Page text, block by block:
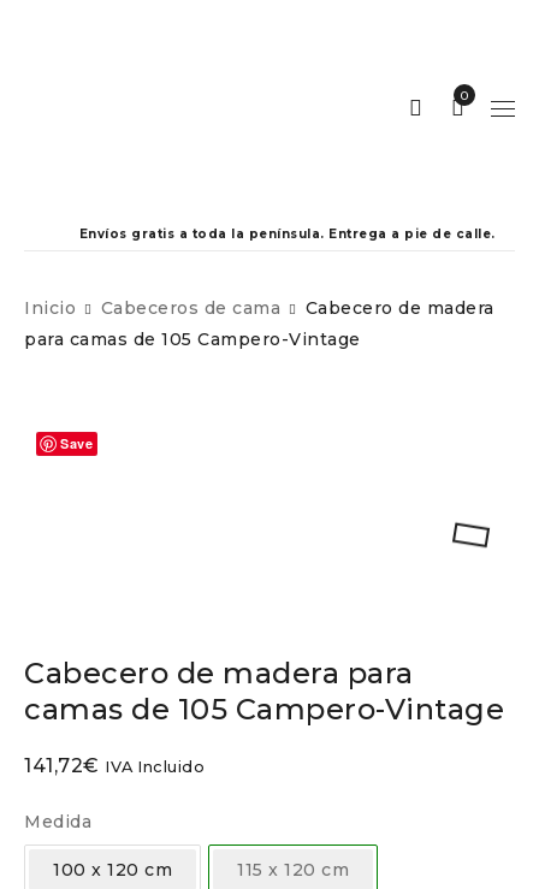
0
Envíos gratis a toda la península. Entrega a pie de calle.
Inicio Cabeceros de cama
Cabecero de madera
para camas de 105 Campero-Vintage
Save
Cabecero de madera para
camas de 105 Campero-Vintage
141,72€ IVA Incluido
Medida
100 x 120 cm 115 x 120 cm